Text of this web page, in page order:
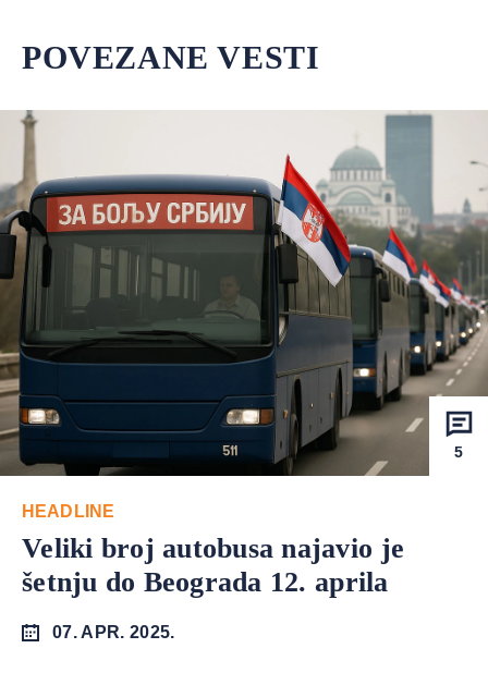
POVEZANE VESTI
5
HEADLINE
Veliki broj autobusa najavio je
šetnju do Beograda 12. aprila
07. APR. 2025.